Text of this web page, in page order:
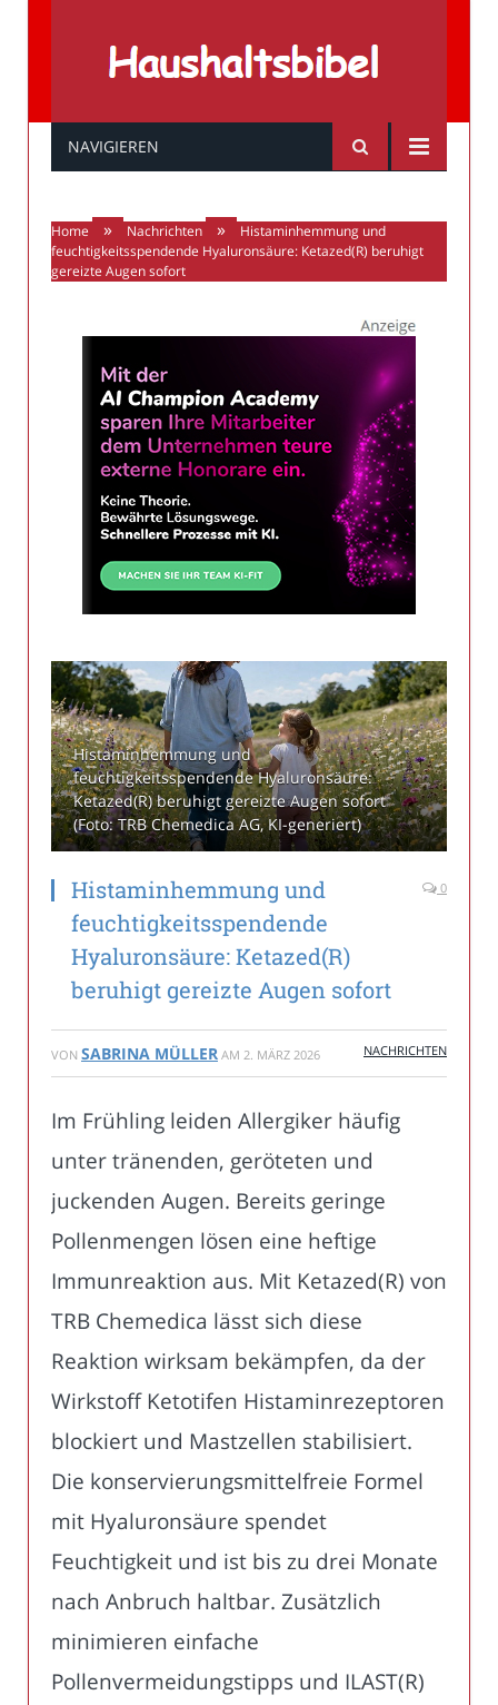
Haushaltsbibel
NAVIGIEREN
Home » Nachrichten »
Histaminhemmung und
feuchtigkeitsspendende Hyaluronsäure: Ketazed(R) beruhigt
gereizte Augen sofort
Histaminhemmung und
feuchtigkeitsspendende Hyaluronsäure:
Ketazed(R) beruhigt gereizte Augen sofort
(Foto: TRB Chemedica AG, KI-generiert)
Histaminhemmung und
feuchtigkeitsspendende
Hyaluronsäure: Ketazed(R)
beruhigt gereizte Augen sofort
0
VON SABRINA MÜLLER AM 2. MÄRZ 2026 NACHRICHTEN
Im Frühling leiden Allergiker häufig
unter tränenden, geröteten und
juckenden Augen. Bereits geringe
Pollenmengen lösen eine heftige
Immunreaktion aus. Mit Ketazed(R) von
TRB Chemedica lässt sich diese
Reaktion wirksam bekämpfen, da der
Wirkstoff Ketotifen Histaminrezeptoren
blockiert und Mastzellen stabilisiert.
Die konservierungsmittelfreie Formel
mit Hyaluronsäure spendet
Feuchtigkeit und ist bis zu drei Monate
nach Anbruch haltbar. Zusätzlich
minimieren einfache
Pollenvermeidungstipps und ILAST(R)